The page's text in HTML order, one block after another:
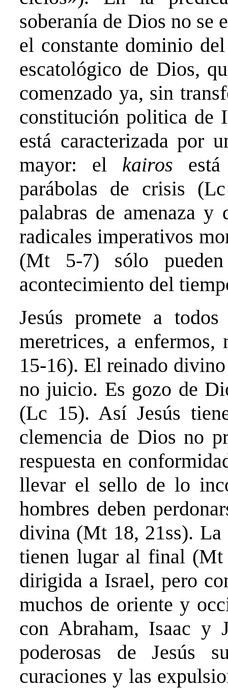
soberanía de Dios no se
el constante dominio
escatológico de Dios,
comenzado ya, sin
constitución politica de
está caracterizada por
mayor: el kairos
parábolas de crisis
palabras de amenaza
radicales imperativos
(Mt 5-7) sólo
acontecimiento del
Jesús promete a
meretrices, a
15-16). El reinado
no juicio. Es gozo de
(Lc 15). Así Jesús
clemencia de Dios no
respuesta en
llevar el sello de lo
hombres deben
divina (Mt 18, 21ss).
tienen lugar al final (Mt
dirigida a Israel, pero
muchos de oriente y
con Abraham, Isaac y
poderosas de Jesús
curaciones y las